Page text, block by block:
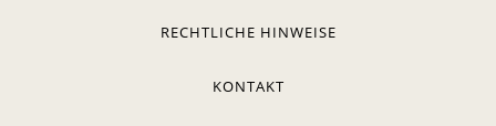
RECHTLICHE HINWEISE
KONTAKT